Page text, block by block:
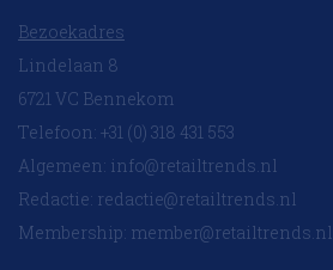
Bezoekadres
Lindelaan 8
6721 VC Bennekom
Telefoon: +31 (0) 318 431 553
Algemeen: info@retailtrends.nl
Redactie: redactie@retailtrends.nl
Membership: member@retailtrends.nl